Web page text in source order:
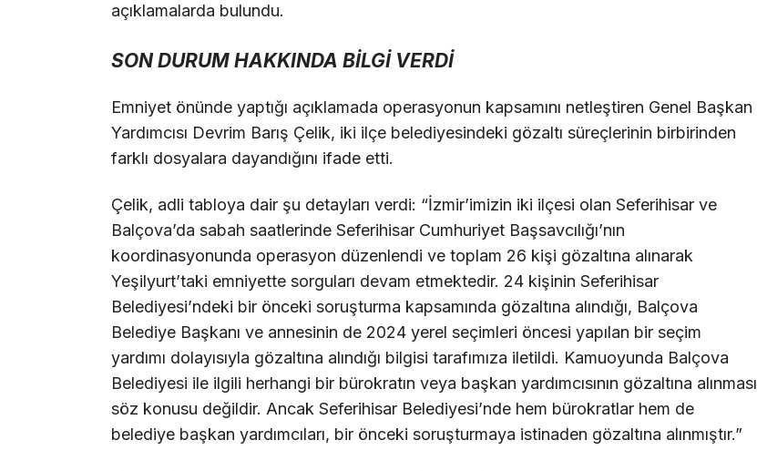
açıklamalarda bulundu.
SON DURUM HAKKINDA BİLGİ VERDİ
Emniyet önünde yaptığı açıklamada operasyonun kapsamını netleştiren Genel Başkan
Yardımcısı Devrim Barış Çelik, iki ilçe belediyesindeki gözaltı süreçlerinin birbirinden
farklı dosyalara dayandığını ifade etti.
Çelik, adli tabloya dair şu detayları verdi: “İzmir’imizin iki ilçesi olan Seferihisar ve
Balçova’da sabah saatlerinde Seferihisar Cumhuriyet Başsavcılığı’nın
koordinasyonunda operasyon düzenlendi ve toplam 26 kişi gözaltına alınarak
Yeşilyurt’taki emniyette sorguları devam etmektedir. 24 kişinin Seferihisar
Belediyesi’ndeki bir önceki soruşturma kapsamında gözaltına alındığı, Balçova
Belediye Başkanı ve annesinin de 2024 yerel seçimleri öncesi yapılan bir seçim
yardımı dolayısıyla gözaltına alındığı bilgisi tarafımıza iletildi. Kamuoyunda Balçova
Belediyesi ile ilgili herhangi bir bürokratın veya başkan yardımcısının gözaltına alınması
söz konusu değildir. Ancak Seferihisar Belediyesi’nde hem bürokratlar hem de
belediye başkan yardımcıları, bir önceki soruşturmaya istinaden gözaltına alınmıştır.”